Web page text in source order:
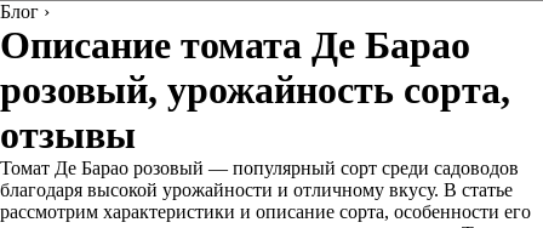
Блог ›
Описание томата Де Барао
розовый, урожайность сорта,
отзывы
Томат Де Барао розовый — популярный сорт среди садоводов
благодаря высокой урожайности и отличному вкусу. В статье
рассмотрим характеристики и описание сорта, особенности его